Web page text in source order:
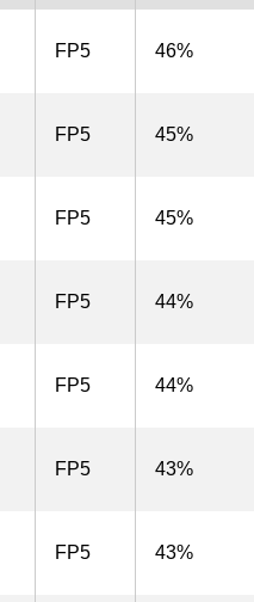
FP5 46%
FP5 45%
FP5 45%
FP5 44%
FP5 44%
FP5 43%
FP5 43%